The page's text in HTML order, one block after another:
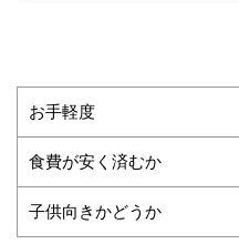
お手軽度
食費が安く済むか
子供向きかどうか